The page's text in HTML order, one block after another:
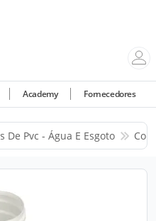
Academy Fornecedores
De Pvc - Água E Esgoto